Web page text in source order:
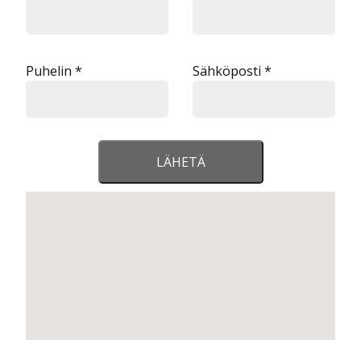
Puhelin * Sähköposti *